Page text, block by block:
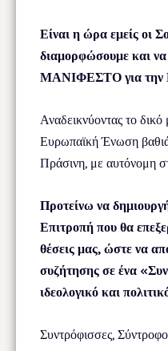
Είναι η ώρα εμείς οι
διαμορφώσουμε και να
ΜΑΝΙΦΕΣΤΟ για την
Αναδεικνύοντας το δικό
Ευρωπαϊκή Ένωση
Πράσινη, με αυτόνομη
Προτείνω να
Επιτροπή που θα
θέσεις μας, ώστε να
συζήτησης σε ένα
ιδεολογικό και
Συντρόφισσες,